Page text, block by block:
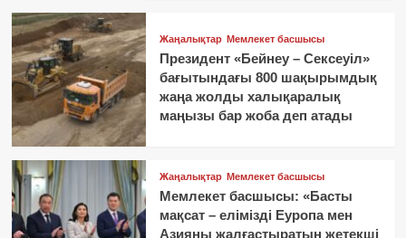
Жаңалықтар Мемлекет басшысы
Президент «Бейнеу – Сексеуіл»
бағытындағы 800 шақырымдық
жаңа жолды халықаралық
маңызы бар жоба деп атады
Жаңалықтар Мемлекет басшысы
Мемлекет басшысы: «Басты
мақсат – елімізді Еуропа мен
Азияны жалғастыратын жетекші